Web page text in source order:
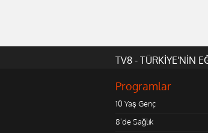
TV8 - TÜRKİYE'NİN
Programlar
10 Yaş Genç
8'de Sağlık